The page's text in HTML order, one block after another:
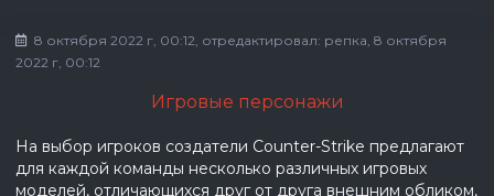
8 октября 2022 г, 00:12, отредактировал: репка, 8 октября
2022 г, 00:12
Игровые персонажи
На выбор игроков создатели Counter-Strike предлагают
для каждой команды несколько различных игровых
моделей, отличающихся друг от друга внешним обликом,